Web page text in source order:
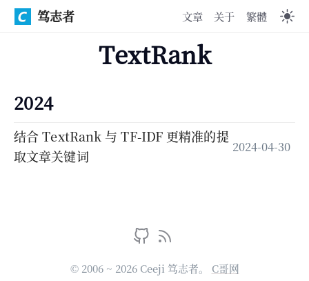
笃志者 文章 关于 繁體
TextRank
2024
结合 TextRank 与 TF-IDF 更精准的提
取文章关键词
2024-04-30
© 2006 ~ 2026 Ceeji 笃志者。 C哥网